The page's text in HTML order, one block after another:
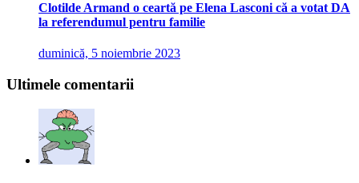
Clotilde Armand o ceartă pe Elena Lasconi că a votat DA
la referendumul pentru familie
duminică, 5 noiembrie 2023
Ultimele comentarii